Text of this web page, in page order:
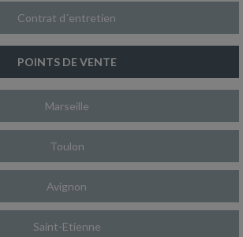
Contrat d´entretien
POINTS DE VENTE
Marseille
Toulon
Avignon
Saint-Etienne